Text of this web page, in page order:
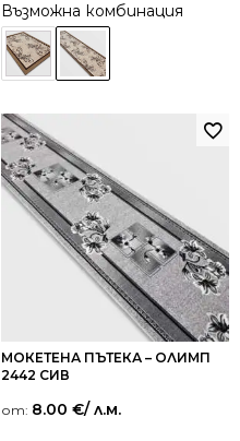
Възможна комбинация
МОКЕТЕНА ПЪТЕКА – ОЛИМП
2442 СИВ
от: 8.00 €/ л.м.